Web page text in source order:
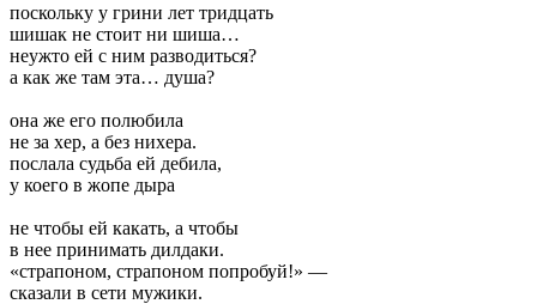
поскольку у грини лет тридцать
шишак не стоит ни шиша…
неужто ей с ним разводиться?
а как же там эта… душа?
она же его полюбила
не за хер, а без нихера.
послала судьба ей дебила,
у коего в жопе дыра
не чтобы ей какать, а чтобы
в нее принимать дилдаки.
«страпоном, страпоном попробуй!» —
сказали в сети мужики.